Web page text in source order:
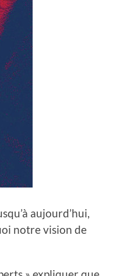
aujourd’hui,
notre vision de